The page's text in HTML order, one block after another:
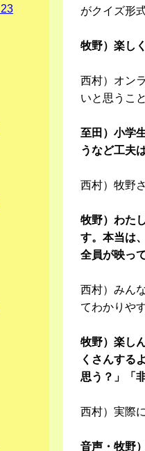
がクイズ形
牧野）楽し
西村）オン
いと思うこ
至田）小学
うなど工夫
西村）牧野
牧野）わた
す。本当は
全員が映っ
西村）みん
てわかりや
牧野）楽し
くさんする
思う？」「
西村）実際
音声・牧野
23